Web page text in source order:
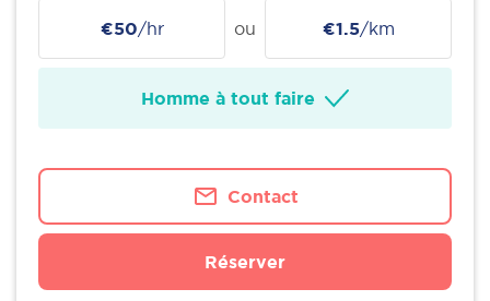
€50/hr ou €1.5/km
Homme à tout faire
Contact
Réserver